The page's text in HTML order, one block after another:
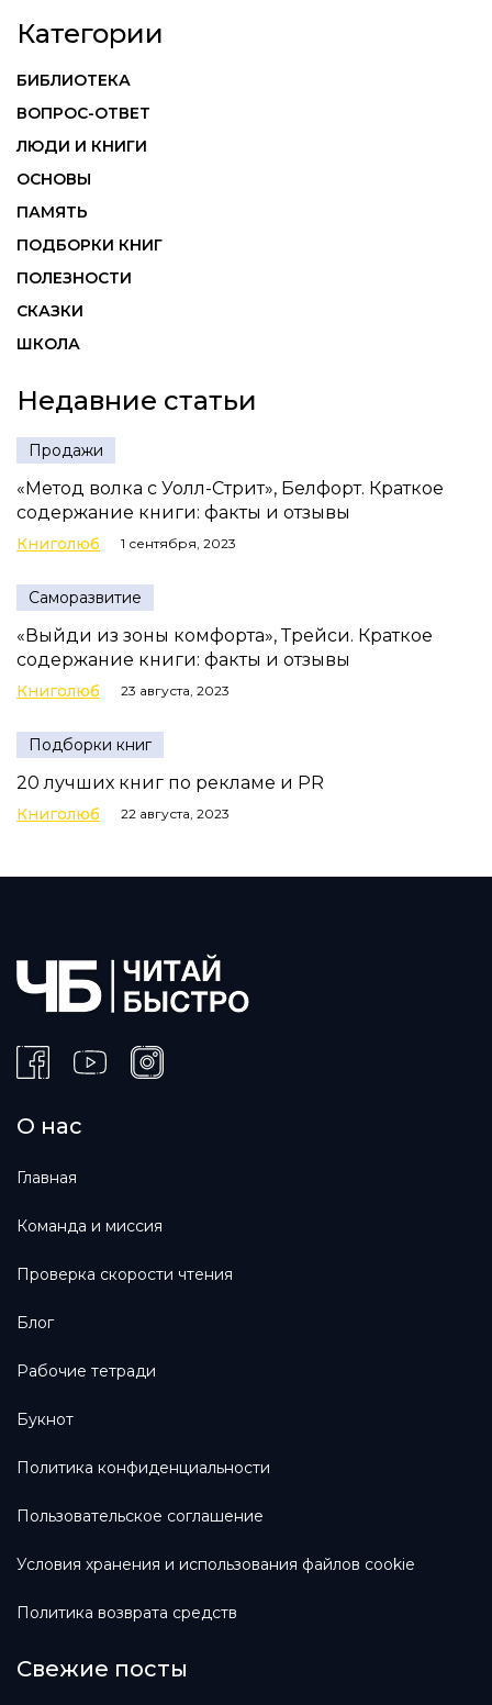
Категории
БИБЛИОТЕКА
ВОПРОС-ОТВЕТ
ЛЮДИ И КНИГИ
ОСНОВЫ
ПАМЯТЬ
ПОДБОРКИ КНИГ
ПОЛЕЗНОСТИ
СКАЗКИ
ШКОЛА
Недавние статьи
Продажи
«Метод волка с Уолл-Стрит», Белфорт. Краткое
содержание книги: факты и отзывы
Книголюб 1 сентября, 2023
Саморазвитие
«Выйди из зоны комфорта», Трейси. Краткое
содержание книги: факты и отзывы
Книголюб 23 августа, 2023
Подборки книг
20 лучших книг по рекламе и PR
Книголюб 22 августа, 2023
О нас
Главная
Команда и миссия
Проверка скорости чтения
Блог
Рабочие тетради
Букнот
Политика конфиденциальности
Пользовательское соглашение
Условия хранения и использования файлов cookie
Политика возврата средств
Свежие посты